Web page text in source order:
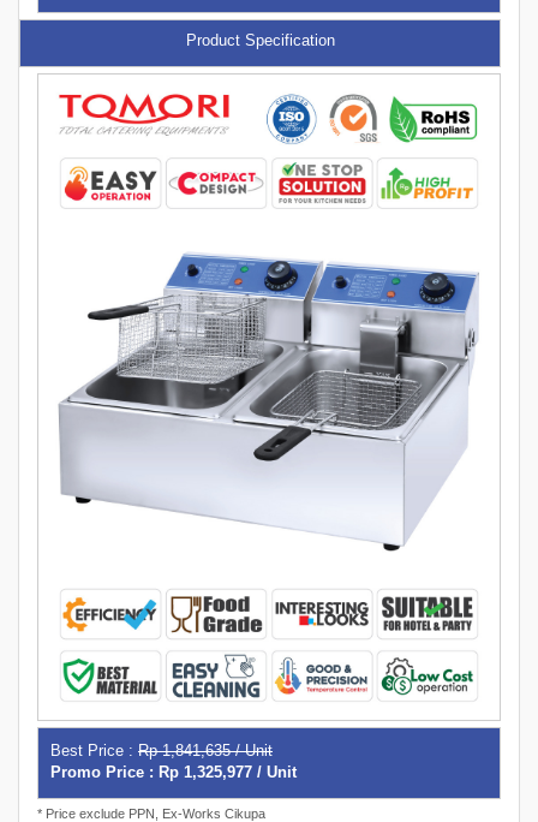
Product Specification
Best Price : Rp 1,841,635 / Unit
Promo Price : Rp 1,325,977 / Unit
* Price exclude PPN, Ex-Works Cikupa